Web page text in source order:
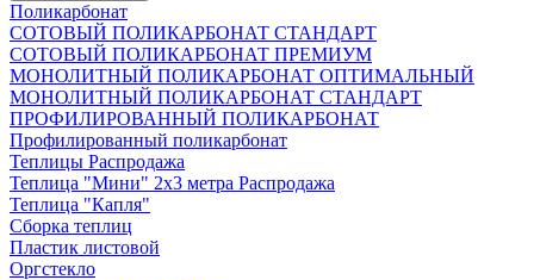
Поликарбонат
СОТОВЫЙ ПОЛИКАРБОНАТ СТАНДАРТ
СОТОВЫЙ ПОЛИКАРБОНАТ ПРЕМИУМ
МОНОЛИТНЫЙ ПОЛИКАРБОНАТ ОПТИМАЛЬНЫЙ
МОНОЛИТНЫЙ ПОЛИКАРБОНАТ СТАНДАРТ
ПРОФИЛИРОВАННЫЙ ПОЛИКАРБОНАТ
Профилированный поликарбонат
Теплицы Распродажа
Теплица "Мини" 2х3 метра Распродажа
Теплица "Капля"
Сборка теплиц
Пластик листовой
Оргстекло